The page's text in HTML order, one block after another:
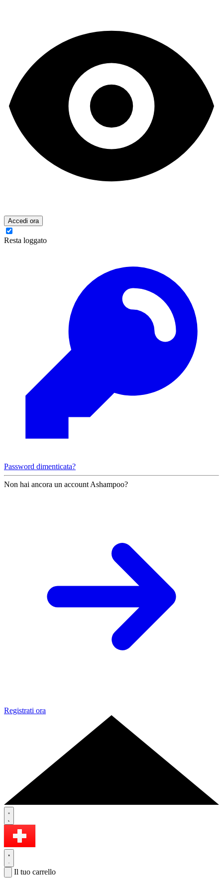
Accedi ora
Resta loggato
Password dimenticata?
Non hai ancora un account Ashampoo?
Registrati ora
Il tuo carrello